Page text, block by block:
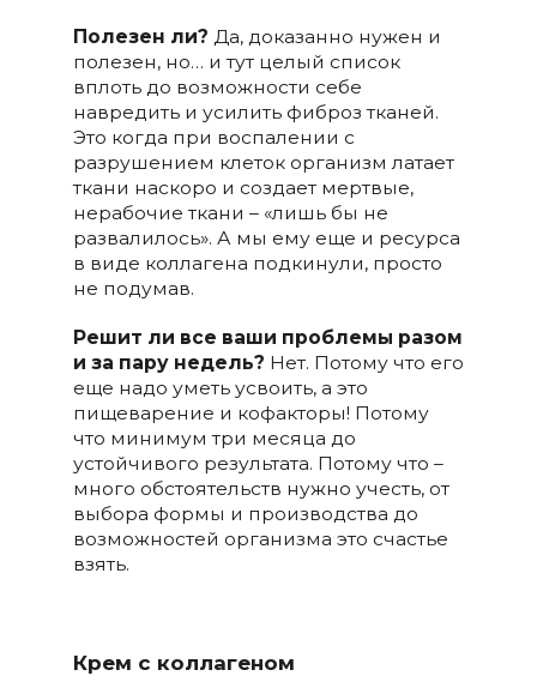
Полезен ли? Да, доказанно нужен и
полезен, но… и тут целый список
вплоть до возможности себе
навредить и усилить фиброз тканей.
Это когда при воспалении с
разрушением клеток организм латает
ткани наскоро и создает мертвые,
нерабочие ткани – «лишь бы не
развалилось». А мы ему еще и ресурса
в виде коллагена подкинули, просто
не подумав.
Решит ли все ваши проблемы разом
и за пару недель? Нет. Потому что его
еще надо уметь усвоить, а это
пищеварение и кофакторы! Потому
что минимум три месяца до
устойчивого результата. Потому что –
много обстоятельств нужно учесть, от
выбора формы и производства до
возможностей организма это счастье
взять.
Крем с коллагеном